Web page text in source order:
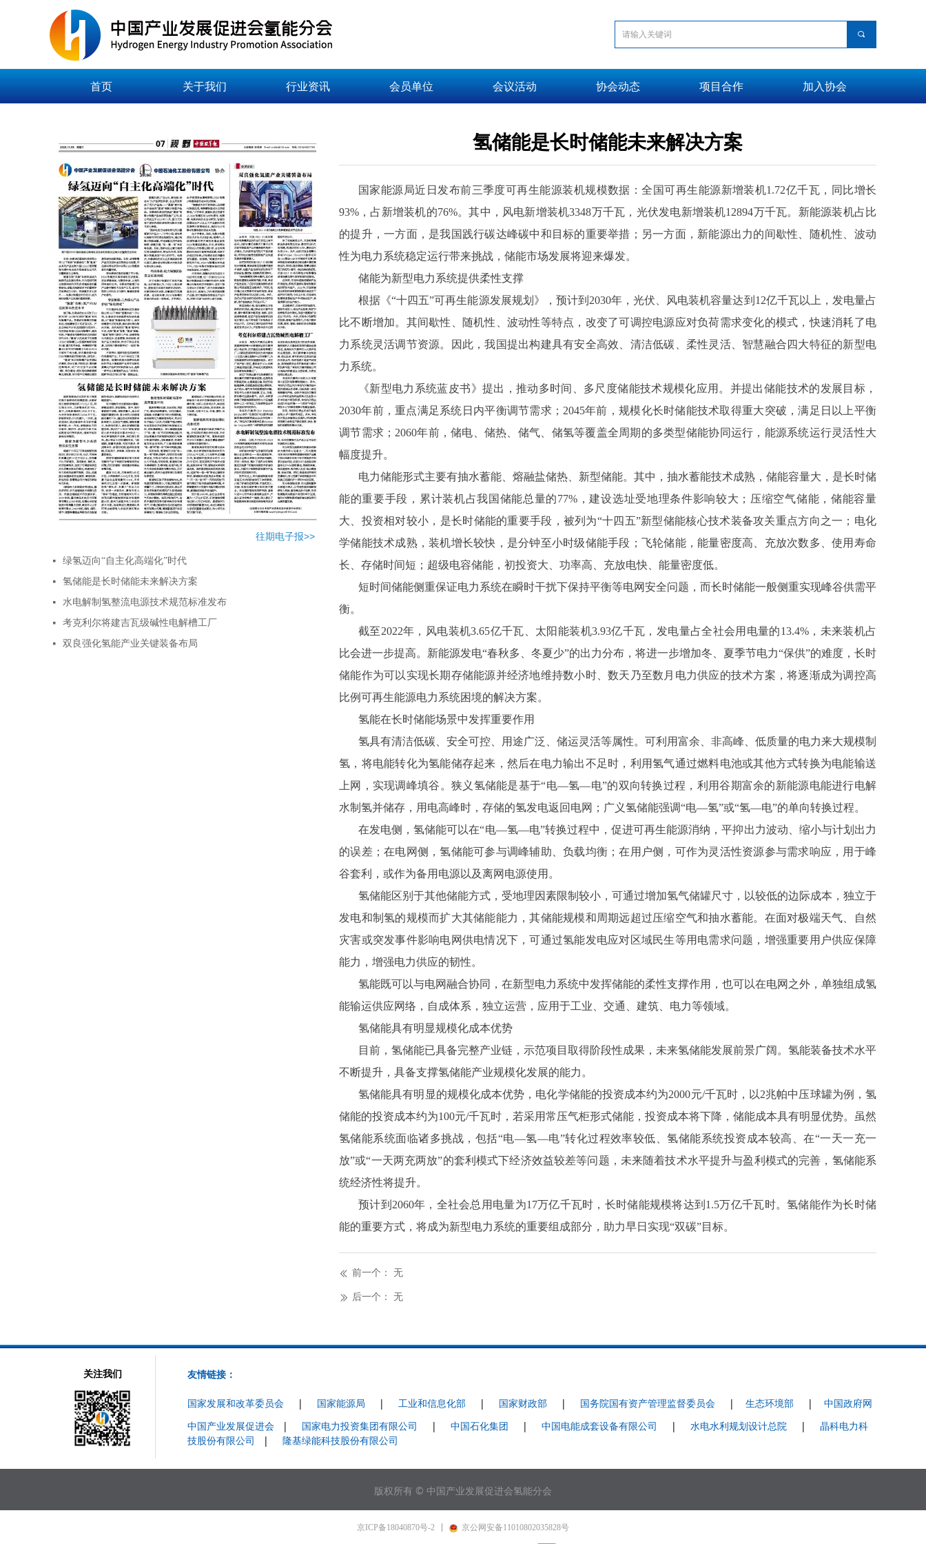
끠
首页 关于我们 行业资讯 会员单位 会议活动 协会动态 项目合作 加入协会
氢储能是长时储能未来解决方案
国家能源局近日发布前三季度可再生能源装机规模数据：全国可再生能源新增装机1.72亿千瓦，同比增长
93%，占新增装机的76%。其中，风电新增装机3348万千瓦，光伏发电新增装机12894万千瓦。新能源装机占比
的提升，一方面，是我国践行碳达峰碳中和目标的重要举措；另一方面，新能源出力的间歇性、随机性、波动
性为电力系统稳定运行带来挑战，储能市场发展将迎来爆发。
储能为新型电力系统提供柔性支撑
根据《“十四五”可再生能源发展规划》，预计到2030年，光伏、风电装机容量达到12亿千瓦以上，发电量占
比不断增加。其间歇性、随机性、波动性等特点，改变了可调控电源应对负荷需求变化的模式，快速消耗了电
力系统灵活调节资源。因此，我国提出构建具有安全高效、清洁低碳、柔性灵活、智慧融合四大特征的新型电
力系统。
《新型电力系统蓝皮书》提出，推动多时间、多尺度储能技术规模化应用。并提出储能技术的发展目标，
2030年前，重点满足系统日内平衡调节需求；2045年前，规模化长时储能技术取得重大突破，满足日以上平衡
调节需求；2060年前，储电、储热、储气、储氢等覆盖全周期的多类型储能协同运行，能源系统运行灵活性大
幅度提升。
电力储能形式主要有抽水蓄能、熔融盐储热、新型储能。其中，抽水蓄能技术成熟，储能容量大，是长时储
能的重要手段，累计装机占我国储能总量的77%，建设选址受地理条件影响较大；压缩空气储能，储能容量
大、投资相对较小，是长时储能的重要手段，被列为“十四五”新型储能核心技术装备攻关重点方向之一；电化
学储能技术成熟，装机增长较快，是分钟至小时级储能手段；飞轮储能，能量密度高、充放次数多、使用寿命
长、存储时间短；超级电容储能，初投资大、功率高、充放电快、能量密度低。
短时间储能侧重保证电力系统在瞬时干扰下保持平衡等电网安全问题，而长时储能一般侧重实现峰谷供需平
衡。
截至2022年，风电装机3.65亿千瓦、太阳能装机3.93亿千瓦，发电量占全社会用电量的13.4%，未来装机占
比会进一步提高。新能源发电“春秋多、冬夏少”的出力分布，将进一步增加冬、夏季节电力“保供”的难度，长时
储能作为可以实现长期存储能源并经济地维持数小时、数天乃至数月电力供应的技术方案，将逐渐成为调控高
比例可再生能源电力系统困境的解决方案。
氢能在长时储能场景中发挥重要作用
氢具有清洁低碳、安全可控、用途广泛、储运灵活等属性。可利用富余、非高峰、低质量的电力来大规模制
氢，将电能转化为氢能储存起来，然后在电力输出不足时，利用氢气通过燃料电池或其他方式转换为电能输送
上网，实现调峰填谷。狭义氢储能是基于“电—氢—电”的双向转换过程，利用谷期富余的新能源电能进行电解
水制氢并储存，用电高峰时，存储的氢发电返回电网；广义氢储能强调“电—氢”或“氢—电”的单向转换过程。
在发电侧，氢储能可以在“电—氢—电”转换过程中，促进可再生能源消纳，平抑出力波动、缩小与计划出力
的误差；在电网侧，氢储能可参与调峰辅助、负载均衡；在用户侧，可作为灵活性资源参与需求响应，用于峰
谷套利，或作为备用电源以及离网电源使用。
氢储能区别于其他储能方式，受地理因素限制较小，可通过增加氢气储罐尺寸，以较低的边际成本，独立于
发电和制氢的规模而扩大其储能能力，其储能规模和周期远超过压缩空气和抽水蓄能。在面对极端天气、自然
灾害或突发事件影响电网供电情况下，可通过氢能发电应对区域民生等用电需求问题，增强重要用户供应保障
能力，增强电力供应的韧性。
氢能既可以与电网融合协同，在新型电力系统中发挥储能的柔性支撑作用，也可以在电网之外，单独组成氢
能输运供应网络，自成体系，独立运营，应用于工业、交通、建筑、电力等领域。
氢储能具有明显规模化成本优势
目前，氢储能已具备完整产业链，示范项目取得阶段性成果，未来氢储能发展前景广阔。氢能装备技术水平
不断提升，具备支撑氢储能产业规模化发展的能力。
氢储能具有明显的规模化成本优势，电化学储能的投资成本约为2000元/千瓦时，以2兆帕中压球罐为例，氢
储能的投资成本约为100元/千瓦时，若采用常压气柜形式储能，投资成本将下降，储能成本具有明显优势。虽然
氢储能系统面临诸多挑战，包括“电—氢—电”转化过程效率较低、氢储能系统投资成本较高、在“一天一充一
放”或“一天两充两放”的套利模式下经济效益较差等问题，未来随着技术水平提升与盈利模式的完善，氢储能系
统经济性将提升。
预计到2060年，全社会总用电量为17万亿千瓦时，长时储能规模将达到1.5万亿千瓦时。氢储能作为长时储
能的重要方式，将成为新型电力系统的重要组成部分，助力早日实现“双碳”目标。
ꅃ 前一个： 无
ꅀ 后一个： 无
넷 绿氢迈向“自主化高端化”时代
넷 氢储能是长时储能未来解决方案
넷 水电解制氢整流电源技术规范标准发布
넷 考克利尔将建吉瓦级碱性电解槽工厂
넷 双良强化氢能产业关键装备布局
往期电子报>>
友情链接：
国家发展和改革委员会 | 国家能源局 | 工业和信息化部 | 国家财政部 | 国务院国有资产管理监督委员会 | 生态环境部 | 中国政府网
中国产业发展促进会 | 国家电力投资集团有限公司 | 中国石化集团 | 中国电能成套设备有限公司 | 水电水利规划设计总院 | 晶科电力科
技股份有限公司
| 隆基绿能科技股份有限公司
关注我们
版权所有 © 中国产业发展促进会氢能分会
京ICP备18040870号-2 京公网安备11010802035828号